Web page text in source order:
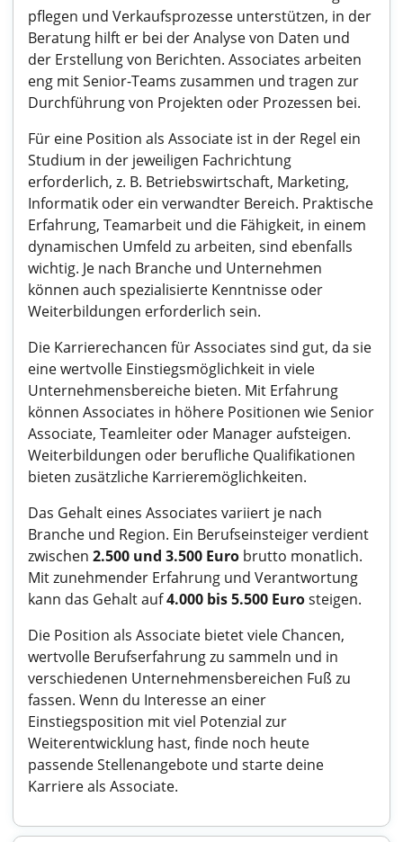
pflegen und Verkaufsprozesse unterstützen, in der
Beratung hilft er bei der Analyse von Daten und
der Erstellung von Berichten. Associates arbeiten
eng mit Senior-Teams zusammen und tragen zur
Durchführung von Projekten oder Prozessen bei.
Für eine Position als Associate ist in der Regel ein
Studium in der jeweiligen Fachrichtung
erforderlich, z. B. Betriebswirtschaft, Marketing,
Informatik oder ein verwandter Bereich. Praktische
Erfahrung, Teamarbeit und die Fähigkeit, in einem
dynamischen Umfeld zu arbeiten, sind ebenfalls
wichtig. Je nach Branche und Unternehmen
können auch spezialisierte Kenntnisse oder
Weiterbildungen erforderlich sein.
Die Karrierechancen für Associates sind gut, da sie
eine wertvolle Einstiegsmöglichkeit in viele
Unternehmensbereiche bieten. Mit Erfahrung
können Associates in höhere Positionen wie Senior
Associate, Teamleiter oder Manager aufsteigen.
Weiterbildungen oder berufliche Qualifikationen
bieten zusätzliche Karrieremöglichkeiten.
Das Gehalt eines Associates variiert je nach
Branche und Region. Ein Berufseinsteiger verdient
zwischen 2.500 und 3.500 Euro brutto monatlich.
Mit zunehmender Erfahrung und Verantwortung
kann das Gehalt auf4.000 bis 5.500 Eurosteigen.
Die Position als Associate bietet viele Chancen,
wertvolle Berufserfahrung zu sammeln und in
verschiedenen Unternehmensbereichen Fuß zu
fassen. Wenn du Interesse an einer
Einstiegsposition mit viel Potenzial zur
Weiterentwicklung hast, finde noch heute
passende Stellenangebote und starte deine
Karriere als Associate.